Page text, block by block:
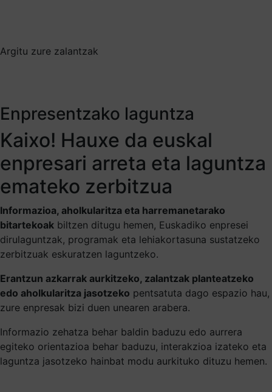
Argitu zure zalantzak
Enpresentzako laguntza
Kaixo! Hauxe da euskal
enpresari arreta eta laguntza
emateko zerbitzua
Informazioa, aholkularitza eta harremanetarako
bitartekoak biltzen ditugu hemen, Euskadiko enpresei
dirulaguntzak, programak eta lehiakortasuna sustatzeko
zerbitzuak eskuratzen laguntzeko.
Erantzun azkarrak aurkitzeko, zalantzak planteatzeko
edo aholkularitza jasotzeko pentsatuta dago espazio hau,
zure enpresak bizi duen unearen arabera.
Informazio zehatza behar baldin baduzu edo aurrera
egiteko orientazioa behar baduzu, interakzioa izateko eta
laguntza jasotzeko hainbat modu aurkituko dituzu hemen.